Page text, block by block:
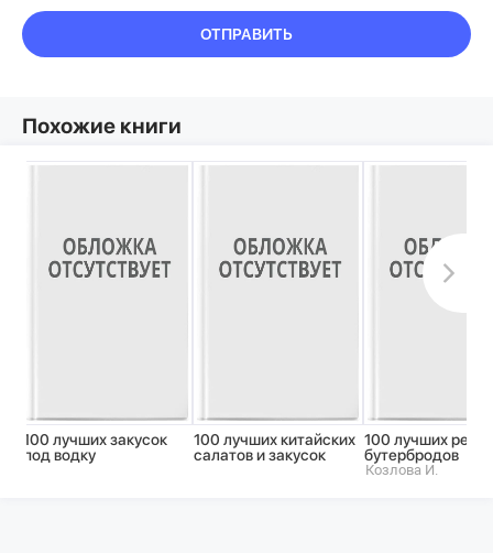
ОТПРАВИТЬ
Похожие книги
100 лучших закусок
под водку
100 лучших китайских
салатов и закусок
100 лучших
бутербродов
Козлова И.